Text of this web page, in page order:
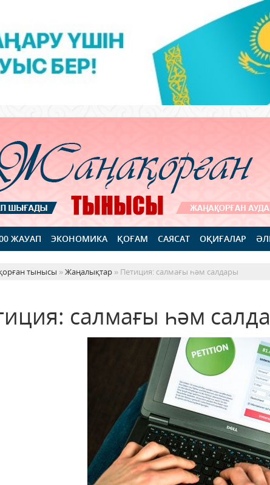
ЖАУАП ЭКОНОМИКА ҚОҒАМ САЯСАТ ОҚИҒАЛАР
тынысы »Жаңалықтар » Петиция: салмағы һәм салдары
салмағы һәм